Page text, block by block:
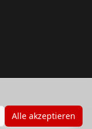
Cookie-Einstellungen
Alle akzeptieren